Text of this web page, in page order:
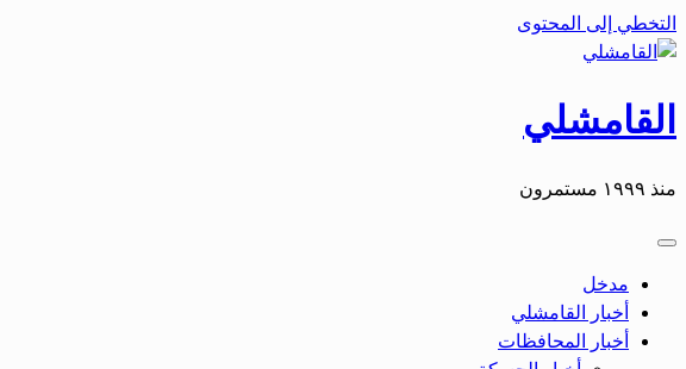
التخطي إلى المحتوى
القامشلي
منذ ١٩٩٩ مستمرون
مدخل
أخبار القامشلي
أخبار المحافظات